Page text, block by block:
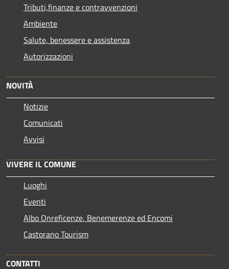
Tributi,finanze e contravvenzioni
Ambiente
Salute, benessere e assistenza
Autorizzazioni
NOVITÀ
Notizie
Comunicati
Avvisi
VIVERE IL COMUNE
Luoghi
Eventi
Albo Onreficenze, Benemerenze ed Encomi
Castorano Tourism
CONTATTI